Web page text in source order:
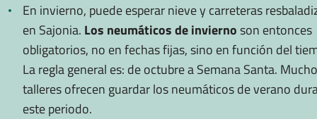
En invierno, puede esperar nieve y carreteras
en Sajonia. Los neumáticos de inviernoson entonces
obligatorios, no en fechas fijas, sino en función del
La regla general es: de octubre a Semana Santa.
talleres ofrecen guardar los neumáticos de verano
este periodo.